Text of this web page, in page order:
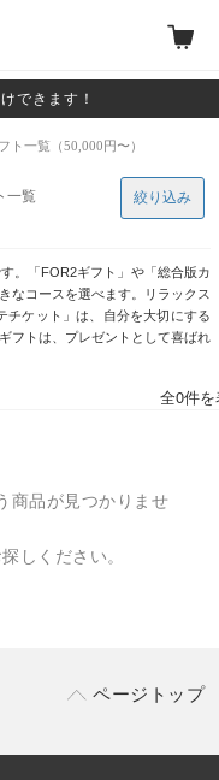
できます！
ト一覧（50,000円〜）
一覧
。「FOR2ギフト」や「総合版カ
なコースを選べます。リラックス
チケット」は、自分を大切にする
フトは、プレゼントとして喜ばれ
絞り込み
全0件
商品が見つかりませ
しください。
ページトップ